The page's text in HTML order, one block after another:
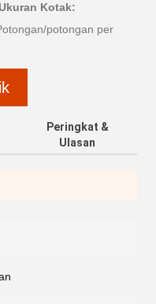
Kotak:
potongan per
Peringkat &
Ulasan